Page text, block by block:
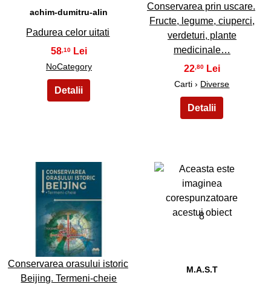
achim-dumitru-alin
Padurea celor uitati
58 ,10
NoCategory
Conservarea prin uscare.
Fructe, legume, ciuperci,
verdeturi, plante
medicinale…
22,80
Carti › Diverse
7
Conservarea orasului istoric
Beijing. Termeni-cheie
8
M.A.S.T